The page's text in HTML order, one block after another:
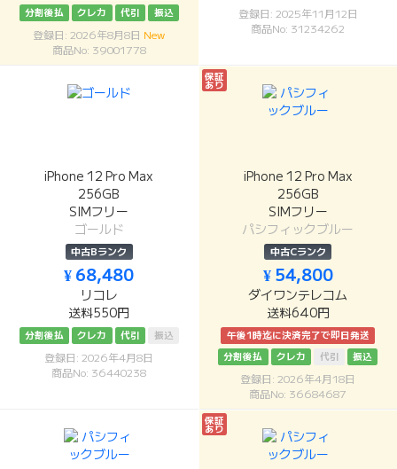
分割後払
クレカ 代引 振込
登録日: 2026年8月8日 New
商品No: 39001778
登録日: 2025年11月12日
商品No: 31234262
iPhone 12 Pro Max
256GB
SIMフリー
ゴールド
中古Bランク
¥ 68,480
リコレ
送料550円
分割後払 クレカ 代引 振込
登録日: 2026年4月8日
商品No: 36440238
保証
あり
iPhone 12 Pro Max
256GB
SIMフリー
パシフィックブルー
中古Cランク
¥ 54,800
ダイワンテレコム
送料640円
午後1時迄に決済完了で即日発送
分割後払
クレカ 代引 振込
登録日: 2026年4月18日
商品No: 36684687
保証
あり